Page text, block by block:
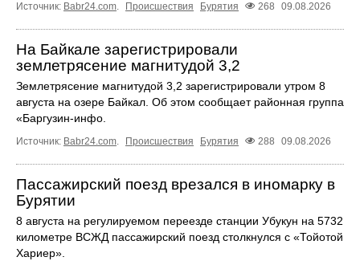
Источник: Babr24.com. Происшествия Бурятия 268 09.08.2026
На Байкале зарегистрировали
землетрясение магнитудой 3,2
Землетрясение магнитудой 3,2 зарегистрировали утром 8
августа на озере Байкал. Об этом сообщает районная группа
«Бapгyзин-инфo.
Источник: Babr24.com. Происшествия Бурятия 288 09.08.2026
Пассажирский поезд врезался в иномарку в
Бурятии
8 августа на регулируемом переезде станции Убукун на 5732
километре ВСЖД пассажирский поезд столкнулся с «Тойотой
Хариер».